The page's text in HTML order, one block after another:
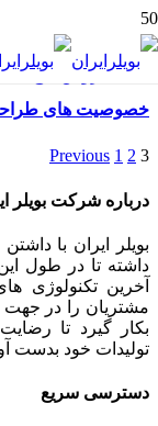
خصوصیت های
Previous 1 2 3
درباره شرکت بویلر
بویلر ایران با
داشته تا در طول
آخرین تکنولوژی
مشتریان را در جهت
بکار گیرد تا
تولیدات خود بدست
دسترسی سریع